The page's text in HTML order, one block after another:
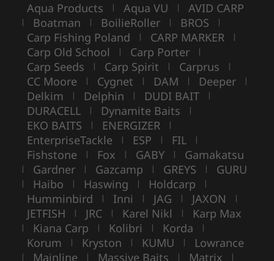
Aqua Products | Aqua VU | AVID CARP
| Boatman | BoilieRoller | BROS |
Carp Fishing Poland | CARP MARKER |
Carp Old School | Carp Porter |
Carp Seeds | Carp Spirit | Carprus |
CC Moore | Cygnet | DAM | Deeper |
Delkim | Delphin | DUDI BAIT |
DURACELL | Dynamite Baits |
EKO BAITS | ENERGIZER |
EnterpriseTackle | ESP | FIL |
Fishstone | Fox | GABY | Gamakatsu
| Gardner | Gazcamp | GREYS | GURU
| Haibo | Haswing | Holdcarp |
Humminbird | Inni | JAG | JAXON |
JETFISH | JRC | Karel Nikl | Karp Max
| Kiana Carp | Kolibri | Korda |
Korum | Kryston | KUMU | Lowrance
| Mainline | Massive Baits | Matrix |